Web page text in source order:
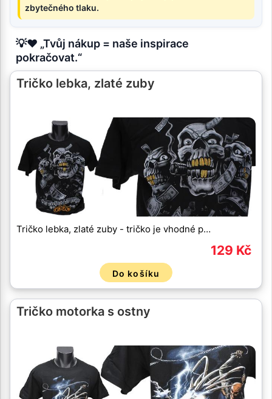
zbytečného tlaku.
💡❤️ „Tvůj nákup = naše inspirace
pokračovat.“
Tričko lebka, zlaté zuby
Tričko lebka, zlaté zuby - tričko je vhodné p…
129 Kč
Do košíku
Tričko motorka s ostny